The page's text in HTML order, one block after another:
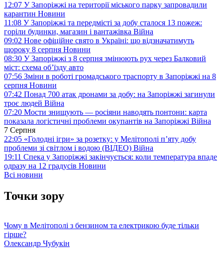
12:07 У Запоріжжі на території міського парку запровадили
карантин Новини
11:08 У Запоріжжі та передмісті за добу сталося 13 пожеж:
горіли будинки, магазин і вантажівка Війна
09:02 Нове офіційне свято в Україні: що відзначатимуть
щороку 8 серпня Новини
08:30 У Запоріжжі з 8 серпня змінюють рух через Балковий
міст: схема об’їзду авто
07:56 Зміни в роботі громадського траспорту в Запоріжжі на 8
серпня Новини
07:42 Понад 700 атак дронами за добу: на Запоріжжі загинули
троє людей Війна
07:20 Мости знищують — росіяни наводять понтони: карта
показала логістичні проблеми окупантів на Запоріжжі Війна
7 Серпня
22:05 «Голодні ігри» за розетку: у Мелітополі п’яту добу
проблеми зі світлом і водою (ВІДЕО) Війна
19:11 Спека у Запоріжжі закінчується: коли температура впаде
одразу на 12 градусів Новини
Всі новини
Точки зору
Чому в Мелітополі з бензином та електрикою буде тільки
гірше?
Олександр Чубукін